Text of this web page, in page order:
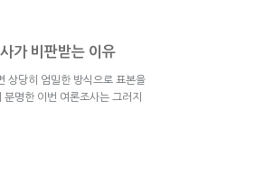
가 비판받는 이유
상당히 엄밀한 방식으로 표본을
명한 이번 여론조사는 그러지